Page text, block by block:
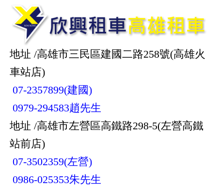
地址 /高雄市三民區建國二路258號(高雄火
車站店)
07-2357899(建國)
0979-294583趙先生
地址 /高雄市左營區高鐵路298-5(左營高鐵
站前店)
07-3502359(左營)
0986-025353朱先生